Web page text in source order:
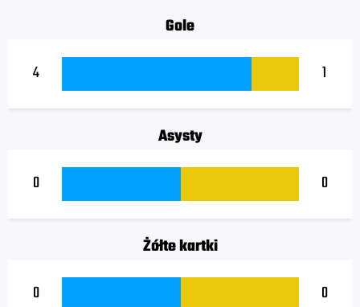
Gole
4
1
Asysty
0
0
Żółte kartki
0
0